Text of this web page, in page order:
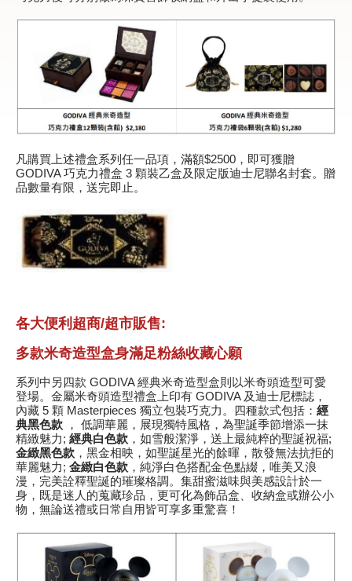
霜淇淋
蛋糕
可芙
凡購買上述禮盒系列任一品項，滿額$2500，即可獲贈
GODIVA 巧克力禮盒 3 顆裝乙盒及限定版迪士尼聯名封套。贈
品數量有限，送完即止。
各大便利超商/超市販售:
多款米奇造型盒身滿足粉絲收藏心願
系列中另四款 GODIVA 經典米奇造型盒則以米奇頭造型可愛
登場。金屬米奇頭造型禮盒上印有 GODIVA 及迪士尼標誌，
內藏 5 顆 Masterpieces 獨立包裝巧克力。四種款式包括： 經
典黑色款 ， 低調華麗，展現獨特風格，為聖誕季節增添一抹
精緻魅力; 經典白色款 ，如雪般潔淨，送上最純粹的聖誕祝福;
金緻黑色款 ，黑金相映，如聖誕星光的餘暉，散發無法抗拒的
華麗魅力; 金緻白色款 ，純淨白色搭配金色點綴，唯美又浪
漫，完美詮釋聖誕的璀璨格調。集甜蜜滋味與美感設計於一
身，既是迷人的蒐藏珍品，更可化為飾品盒、收納盒或辦公小
物，無論送禮或日常自用皆可享多重驚喜！